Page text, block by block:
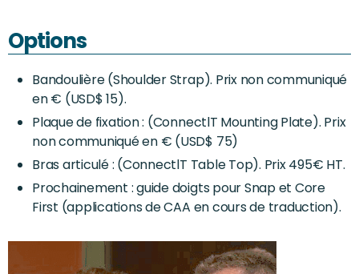
Options
Bandoulière (Shoulder Strap). Prix non communiqué
en € (USD$ 15).
Plaque de fixation : (ConnectlT Mounting Plate). Prix
non communiqué en € (USD$ 75)
Bras articulé : (ConnectlT Table Top). Prix 495€ HT.
Prochainement : guide doigts pour Snap et Core
First (applications de CAA en cours de traduction).